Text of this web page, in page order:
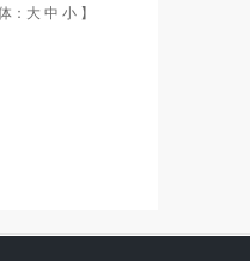
： 大中 小 】